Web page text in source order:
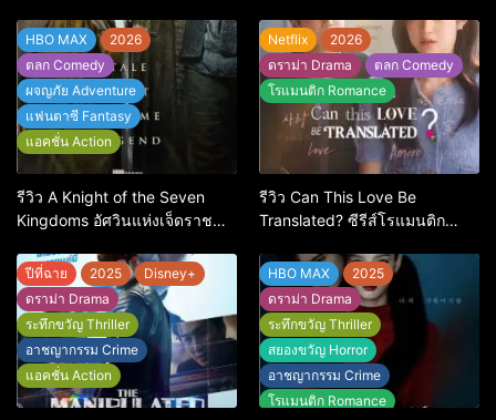
ไม่ถึงไหน
HBO MAX
2026
ตลก Comedy
ผจญภัย Adventure
แฟนตาซี Fantasy
แอคชั่น Action
รีวิว A Knight of the Seven
Kingdoms อัศวินแห่งเจ็ดราช
พเนจรที่ดีที่สุดในจักรวาล GoT
Netflix
2026
ดราม่า Drama
ตลก Comedy
โรแมนติก Romance
รีวิว Can This Love Be
Translated? ซีรีส์โรแมนติก
‘ภาษา’ จะบอกได้
ปีที่ฉาย 2025
Disney+
ดราม่า Drama
ระทึกขวัญ Thriller
อาชญากรรม Crime
แอคชั่น Action
HBO MAX
2025
ดราม่า Drama
ระทึกขวัญ Thriller
สยองขวัญ Horror
อาชญากรรม Crime
โรแมนติก Romance